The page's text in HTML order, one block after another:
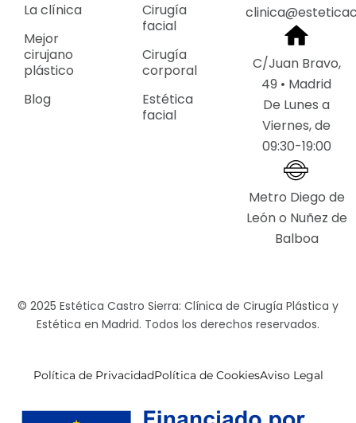
La clínica
Mejor
cirujano
plástico
Blog
Cirugía
facial
Cirugía
corporal
Estética
facial
C/Juan Bravo,
49 • Madrid
De Lunes a
Viernes, de
09:30-19:00
Metro Diego de
León o Nuñez de
Balboa
© 2025 Estética Castro Sierra: Clínica de Cirugía Plástica y
Estética en Madrid. Todos los derechos reservados.
Política de PrivacidadPolítica de CookiesAviso Legal